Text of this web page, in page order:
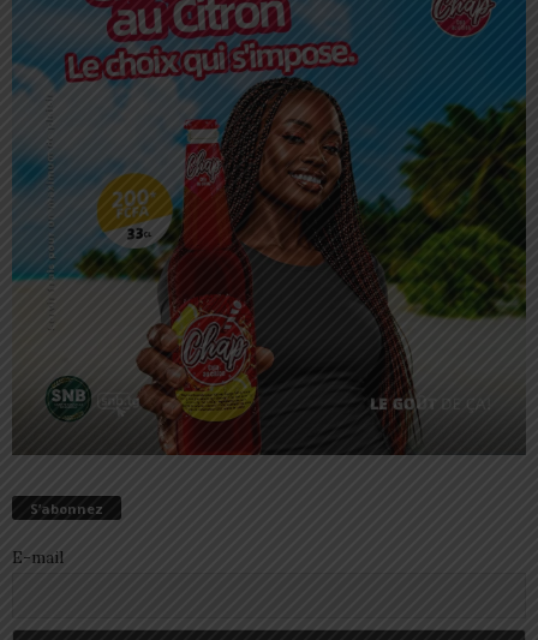
S’abonnez
E-mail